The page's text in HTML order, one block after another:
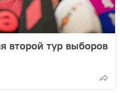
второй тур выборов